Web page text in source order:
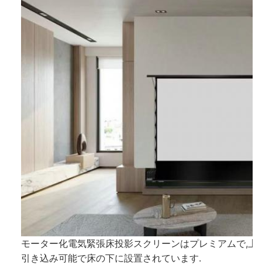
モーター化電気緊張床投影スクリーンはプレミアムで,
引き込み可能で床の下に設置されています.